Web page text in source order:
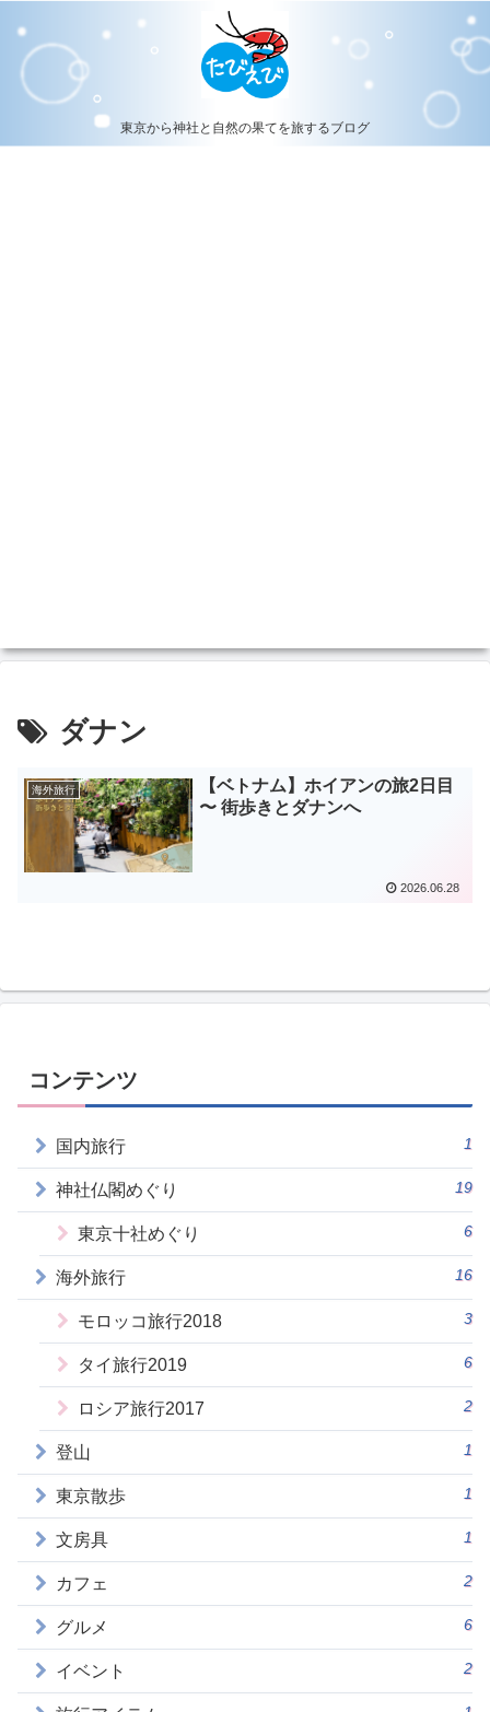
東京から神社と自然の果てを旅するブログ
ダナン
海外旅行
【ベトナム】ホイアンの旅2日目
〜 街歩きとダナンへ
2026.06.28
コンテンツ
国内旅行 1
神社仏閣めぐり 19
東京十社めぐり 6
海外旅行 16
モロッコ旅行2018 3
タイ旅行2019 6
ロシア旅行2017 2
登山 1
東京散歩 1
文房具 1
カフェ 2
グルメ 6
イベント 2